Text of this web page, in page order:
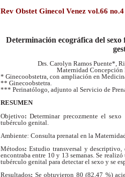
Rev Obstet Ginecol Venez vol.66
Determinación ecográfica del
Drs. Carolyn Ramos Puente*,
Maternidad Concepción
* Ginecoobstetra, con ampliación en
** Ginecoobstetra.
*** Perinatólogo, adjunto al Servicio de
RESUMEN
Objetivo:Determinar precozmente el
tubérculo genital.
Ambiente: Consulta prenatal en la Maternidad
Métodos: Estudio transversal y
encontraba entre 10 y 13 semanas. Se
tubérculo genital para detectar el sexo y se
Resultados: Se obtuvieron 80 (82,47 %)